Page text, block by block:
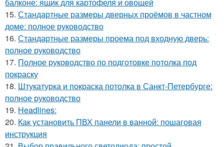
15. Стандартные размеры дверных проёмов в частном
доме: полное руководство
16. Стандартные размеры проема под входную дверь:
полное руководство
17. Полное руководство по подготовке потолка под
покраску
18. Штукатурка и покраска потолка в Санкт-Петербурге:
полное руководство
19. Headlines:
20. Как установить ПВХ панели в ванной: пошаговая
инструкция